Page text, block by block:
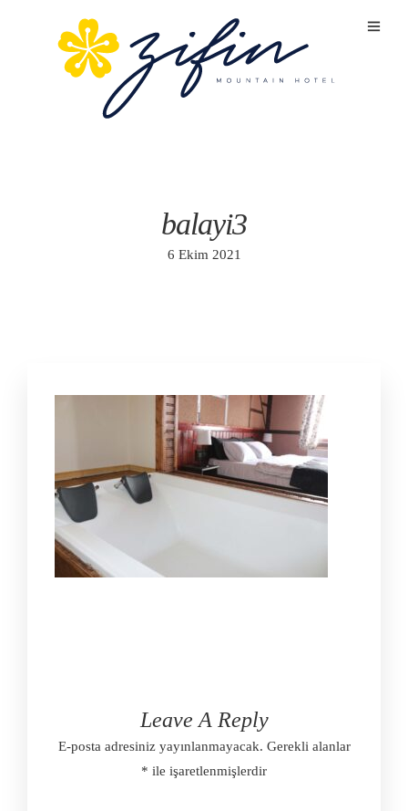
balayi3
6 Ekim 2021
Leave A Reply
E-posta adresiniz yayınlanmayacak. Gerekli alanlar
* ile işaretlenmişlerdir